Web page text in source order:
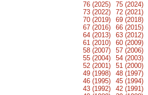
76 (2025) 75 (2024)
73 (2022)
72 (2021)
70 (2019)
69 (2018)
67 (2016)
66 (2015)
64 (2013)
63 (2012)
61 (2010)
60 (2009)
58 (2007)
57 (2006)
55 (2004)
54 (2003)
52 (2001)
51 (2000)
49 (1998)
48 (1997)
46 (1995)
45 (1994)
43 (1992)
42 (1991)